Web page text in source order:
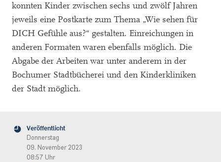
konnten Kinder zwischen sechs und zwölf Jahren
jeweils eine Postkarte zum Thema „Wie sehen für
DICH Gefühle aus?“ gestalten. Einreichungen in
anderen Formaten waren ebenfalls möglich. Die
Abgabe der Arbeiten war unter anderem in der
Bochumer Stadtbücherei und den Kinderkliniken
der Stadt möglich.
Veröffentlicht
Donnerstag
09. November 2023
08:57 Uhr